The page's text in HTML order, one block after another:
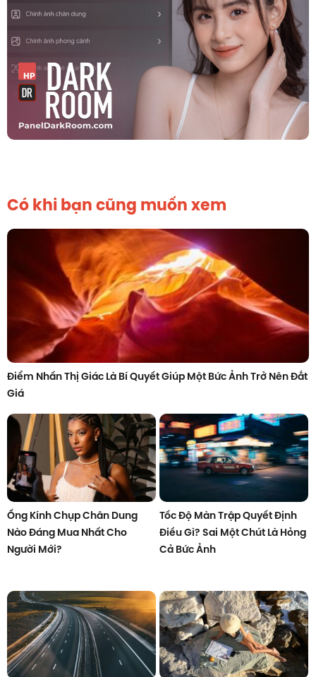
Có khi bạn cũng muốn xem
Điểm Nhấn Thị Giác Là Bí Quyết Giúp Một Bức Ảnh Trở Nên Đắt
Giá
Ống Kính Chụp Chân Dung
Nào Đáng Mua Nhất Cho
Người Mới?
Tốc Độ Màn Trập Quyết Định
Điều Gì? Sai Một Chút Là Hỏng
Cả Bức Ảnh